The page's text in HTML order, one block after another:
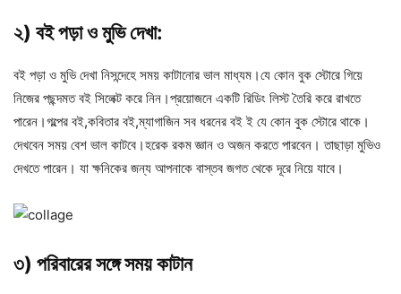
২) বই পড়া ও মুভি দেখা:
বই পড়া ও মুভি দেখা নিসন্দেহে সময় কাটানোর ভাল মাধ্যম।যে কোন বুক স্টোরে গিয়ে
নিজের পছন্দমত বই সিলেক্ট করে নিন।প্রয়োজনে একটি রিডিং লিস্ট তৈরি করে রাখতে
পারেন।গল্পের বই,কবিতার বই,ম্যাগাজিন সব ধরনের বই ই যে কোন বুক স্টোরে থাকে।
দেখবেন সময় বেশ ভাল কাটবে।হরেক রকম জ্ঞান ও অজন করতে পারবেন। তাছাড়া মুভিও
দেখতে পারেন। যা ক্ষনিকের জন্য আপনাকে বাস্তব জগত থেকে দূরে নিয়ে যাবে।
৩) পরিবারের সঙ্গে সময় কাটান